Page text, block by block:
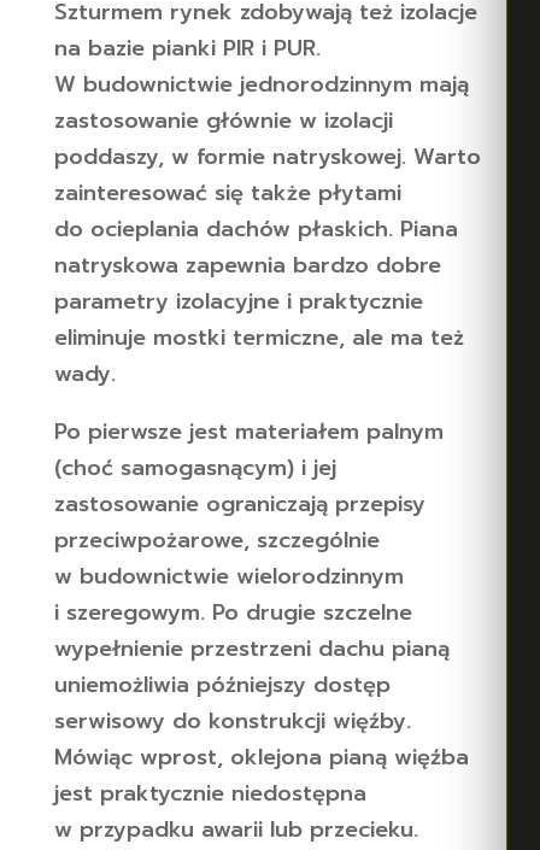
Szturmem rynek zdobywają też izolacje
na bazie pianki PIR i PUR.
W budownictwie jednorodzinnym mają
zastosowanie głównie w izolacji
poddaszy, w formie natryskowej. Warto
zainteresować się także płytami
do ocieplania dachów płaskich. Piana
natryskowa zapewnia bardzo dobre
parametry izolacyjne i praktycznie
eliminuje mostki termiczne, ale ma też
wady.
Po pierwsze jest materiałem palnym
(choć samogasnącym) i jej
zastosowanie ograniczają przepisy
przeciwpożarowe, szczególnie
w budownictwie wielorodzinnym
i szeregowym. Po drugie szczelne
wypełnienie przestrzeni dachu pianą
uniemożliwia późniejszy dostęp
serwisowy do konstrukcji więźby.
Mówiąc wprost, oklejona pianą więźba
jest praktycznie niedostępna
w przypadku awarii lub przecieku.